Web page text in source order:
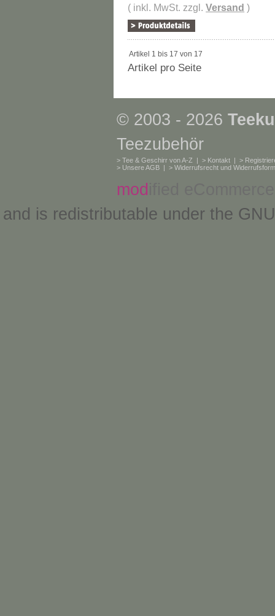
( inkl. MwSt. zzgl.Versand )
Artikel 1 bis 17 von 17
Artikel pro Seite
© 2003 - 2026
Teezubehör
> Tee & Geschirr von A-Z | > Kontakt | >
> Unsere AGB | > Widerrufsrecht und
mod
and is redistributable under the